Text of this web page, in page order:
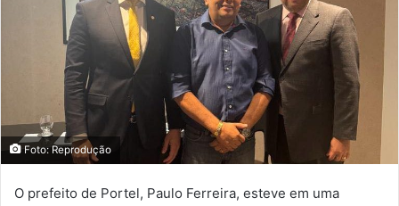
Foto: Reprodução
O prefeito de Portel, Paulo Ferreira, esteve em uma